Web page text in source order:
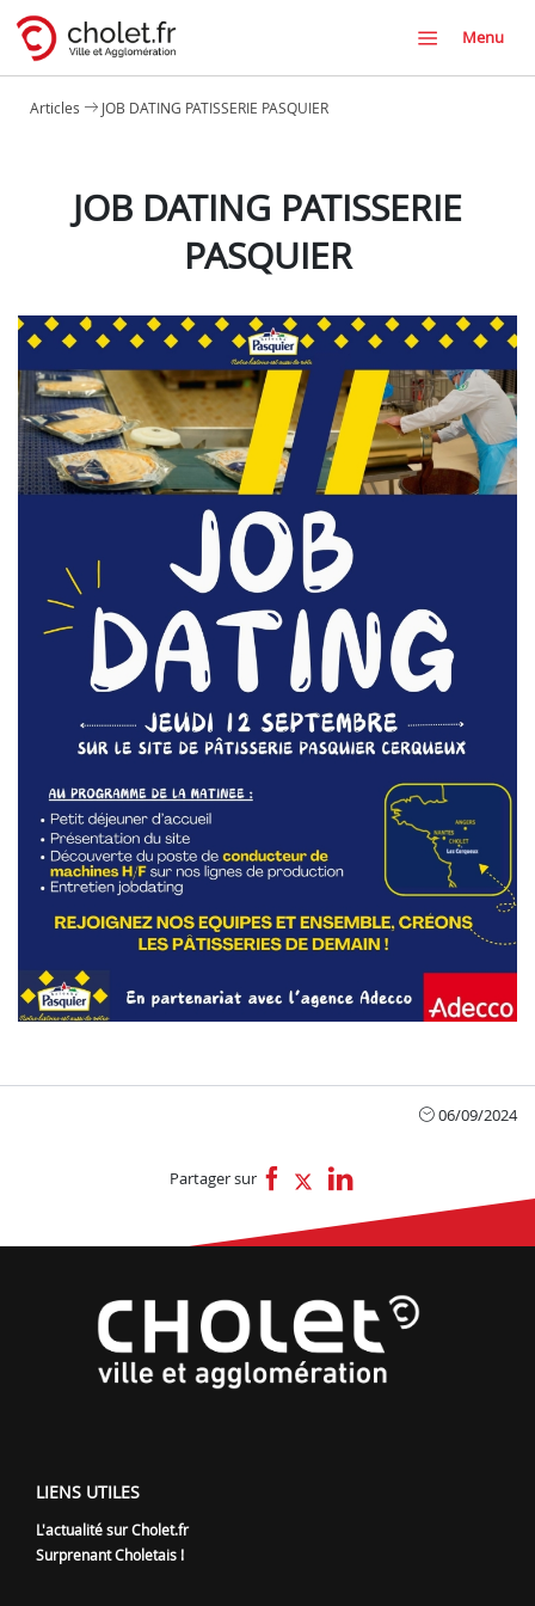
Menu
Articles JOB DATING PATISSERIE PASQUIER
JOB DATING PATISSERIE
PASQUIER
06/09/2024
Partager sur
LIENS UTILES
L'actualité sur Cholet.fr
Surprenant Choletais !